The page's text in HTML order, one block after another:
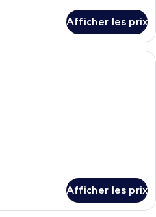
Afficher les prix
Argentario Suite | Aire de séjour |
Afficher les prix